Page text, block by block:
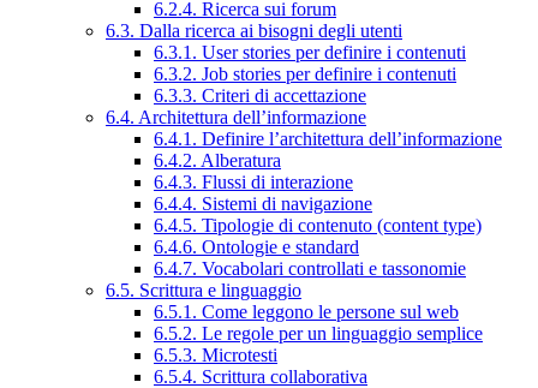
6.2.4. Ricerca sui forum
6.3. Dalla ricerca ai bisogni degli utenti
6.3.1. User stories per definire i contenuti
6.3.2. Job stories per definire i contenuti
6.3.3. Criteri di accettazione
6.4. Architettura dell’informazione
6.4.1. Definire l’architettura dell’informazione
6.4.2. Alberatura
6.4.3. Flussi di interazione
6.4.4. Sistemi di navigazione
6.4.5. Tipologie di contenuto (content type)
6.4.6. Ontologie e standard
6.4.7. Vocabolari controllati e tassonomie
6.5. Scrittura e linguaggio
6.5.1. Come leggono le persone sul web
6.5.2. Le regole per un linguaggio semplice
6.5.3. Microtesti
6.5.4. Scrittura collaborativa